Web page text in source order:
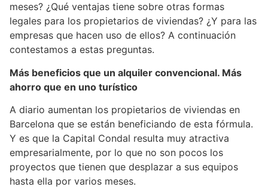
meses? ¿Qué ventajas tiene sobre otras formas
legales para los propietarios de viviendas? ¿Y para las
empresas que hacen uso de ellos? A continuación
contestamos a estas preguntas.
Más beneficios que un alquiler convencional. Más
ahorro que en uno turístico
A diario aumentan los propietarios de viviendas en
Barcelona que se están beneficiando de esta fórmula.
Y es que la Capital Condal resulta muy atractiva
empresarialmente, por lo que no son pocos los
proyectos que tienen que desplazar a sus equipos
hasta ella por varios meses.